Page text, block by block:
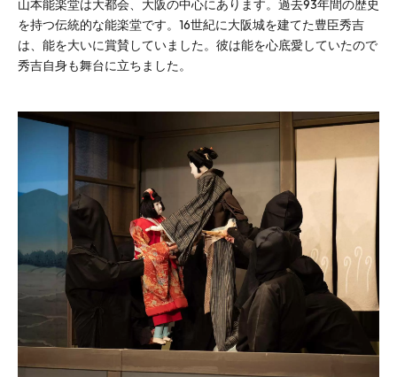
山本能楽堂は大都会、大阪の中心にあります。過去93年間の歴史
を持つ伝統的な能楽堂です。16世紀に大阪城を建てた豊臣秀吉
は、能を大いに賞賛していました。彼は能を心底愛していたので
秀吉自身も舞台に立ちました。